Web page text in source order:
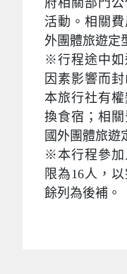
府相關部門
活動。相關
外團體旅遊定
※行程途中如
因素影響而
本旅行社有
換食宿；相
國外團體旅遊
※本行程參加
限為16人，
餘列為後補。